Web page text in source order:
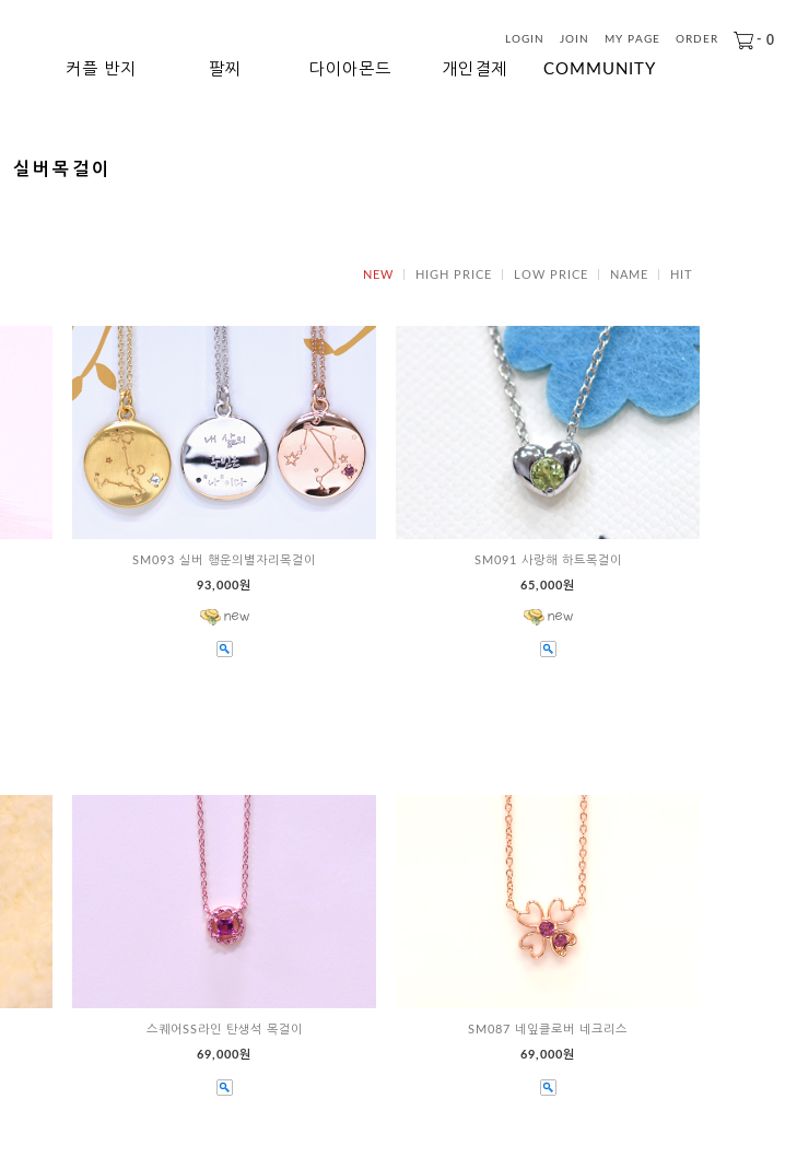
LOGIN JOIN MY PAGE ORDER - 0
커플 반지 팔찌 다이아몬드 개인결제 COMMUNITY
실버목걸이
NEW HIGH PRICE LOW PRICE NAME HIT
SM093 실버 행운의별자리목걸이
93,000원
SM091 사랑해 하트목걸이
65,000원
스퀘어SS라인 탄생석 목걸이
69,000원
SM087 네잎클로버 네크리스
69,000원